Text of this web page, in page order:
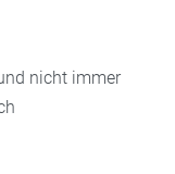
nicht immer